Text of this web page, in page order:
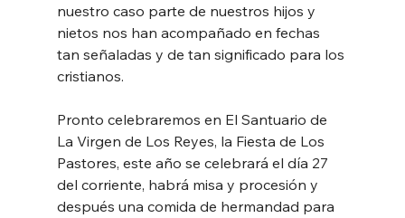
nuestro caso parte de nuestros hijos y
nietos nos han acompañado en fechas
tan señaladas y de tan significado para los
cristianos.
Pronto celebraremos en El Santuario de
La Virgen de Los Reyes, la Fiesta de Los
Pastores, este año se celebrará el día 27
del corriente, habrá misa y procesión y
después una comida de hermandad para